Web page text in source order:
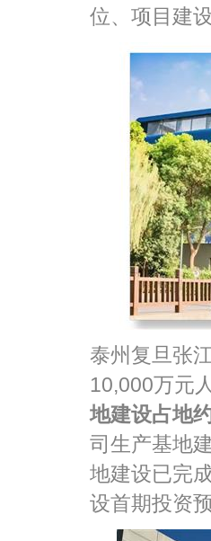
位、项目建
泰州复旦张
10,000万元
地建设占地
司生产基地
地建设已完
设首期投资